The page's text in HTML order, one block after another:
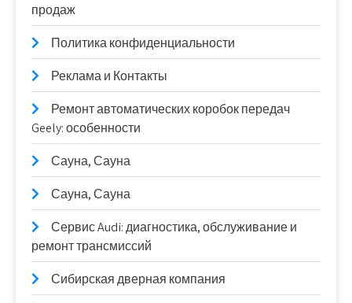
продаж
Политика конфиденциальности
Реклама и Контакты
Ремонт автоматических коробок передач
Geely: особенности
Сауна, Сауна
Сауна, Сауна
Сервис Audi: диагностика, обслуживание и
ремонт трансмиссий
Сибирская дверная компания